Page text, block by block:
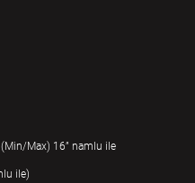
Max) 16” namlu ile
ile)